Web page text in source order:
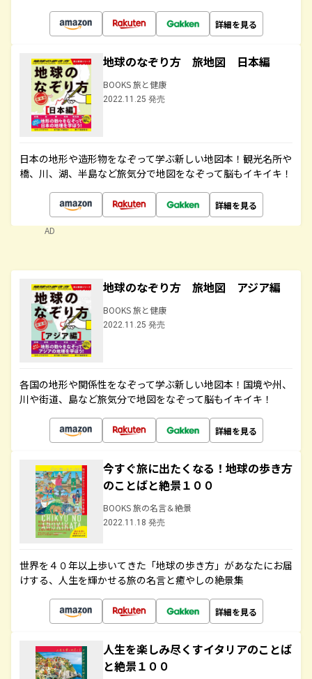
詳細を見る
地球のなぞり方 旅地図 日本編
BOOKS 旅と健康
2022.11.25 発売
日本の地形や造形物をなぞって学ぶ新しい地図本！観光名所や
橋、川、湖、半島など旅気分で地図をなぞって脳もイキイキ！
詳細を見る
AD
地球のなぞり方 旅地図 アジア編
BOOKS 旅と健康
2022.11.25 発売
各国の地形や関係性をなぞって学ぶ新しい地図本！国境や州、
川や街道、島など旅気分で地図をなぞって脳もイキイキ！
詳細を見る
今すぐ旅に出たくなる！地球の歩き方
のことばと絶景１００
BOOKS 旅の名言＆絶景
2022.11.18 発売
世界を４０年以上歩いてきた「地球の歩き方」があなたにお届
けする、人生を輝かせる旅の名言と癒やしの絶景集
詳細を見る
人生を楽しみ尽くすイタリアのことば
と絶景１００